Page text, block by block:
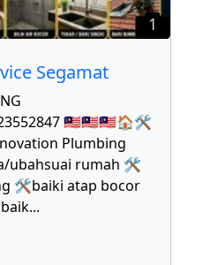
1
Segamat
🇲🇾🇲🇾🇲🇾🏠🛠
Plumbing
ubahsuai rumah 🛠
🛠baiki atap bocor
...